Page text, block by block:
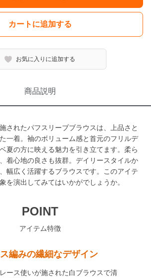
カートに追加する
お気に入りに追加する
商品説明
されたパフスリーブブラウスは、上品さと
一着。袖のボリューム感と首元のフリルデ
夏の方に映える魅力を引き立てます。柔ら
着心地の良さも抜群。デイリースタイルか
幅広く活躍するブラウスです。このアイテ
を演出してみてはいかがでしょうか。
POINT
アイテム特徴
編みの繊細なデザイン
ース使いが施された白ブラウスで清